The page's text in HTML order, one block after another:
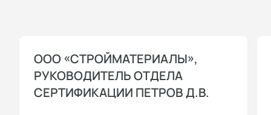
ООО «СТРОЙМАТЕРИАЛЫ»,
РУКОВОДИТЕЛЬ ОТДЕЛА
СЕРТИФИКАЦИИ ПЕТРОВ Д.В.